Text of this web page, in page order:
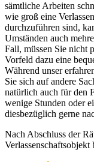
sämtliche Arbeiten
wie groß eine
durchzuführen sind,
Umständen auch
Fall, müssen Sie nicht
Vorfeld dazu eine
Während unser
Sie sich auf andere
natürlich auch für den
wenige Stunden oder
diesbezüglich gerne
Nach Abschluss der
Verlassenschaftsobjekt